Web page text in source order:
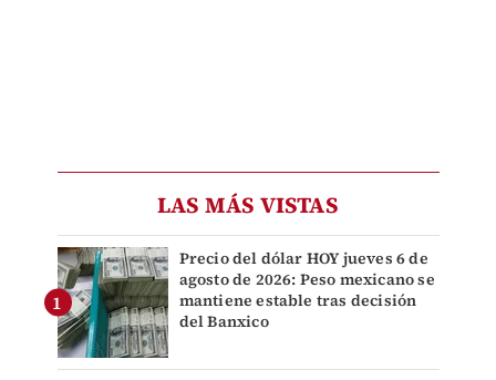
LAS MÁS VISTAS
Precio del dólar HOY jueves 6 de
agosto de 2026: Peso mexicano se
mantiene estable tras decisión
del Banxico